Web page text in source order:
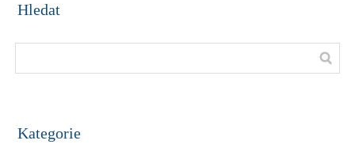
Hledat
Kategorie